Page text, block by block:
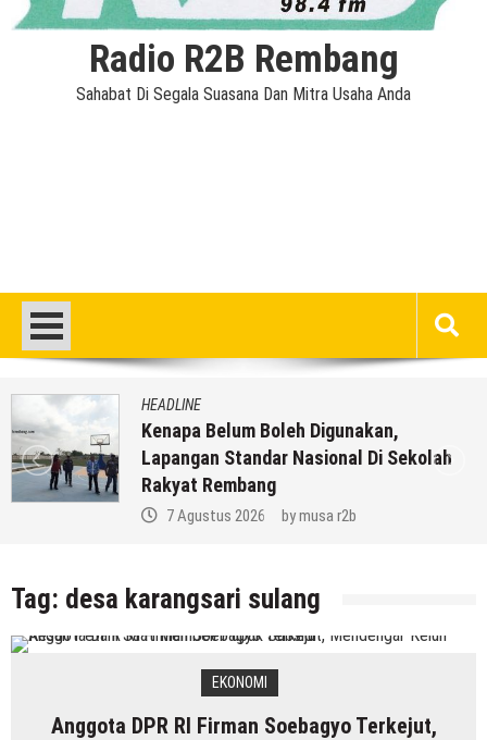
Radio R2B Rembang
Sahabat Di Segala Suasana Dan Mitra Usaha Anda
Sekolah
Inilah 16 Lokasi Sasaran
Mondoteko 3, Termasuk
Anda ??
7 Agustus 2026
Tag: desa karangsari sulang
EKONOMI
Anggota DPR RI Firman Soebagyo Terkejut,